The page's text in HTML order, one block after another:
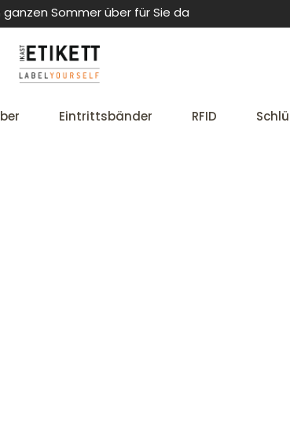
ganzen Sommer über für Sie da
Eintrittsbänder RFID